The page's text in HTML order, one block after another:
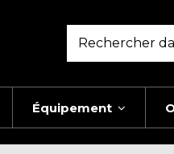
Équipement